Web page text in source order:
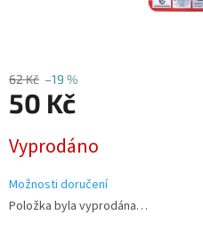
62 Kč –19 %
50 Kč
cena:
Vyprodáno
Možnosti doručení
Položka byla vyprodána…